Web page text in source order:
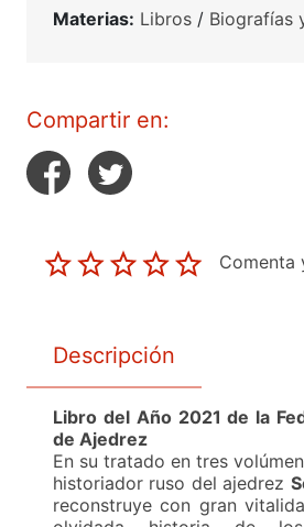
Materias: Libros / Biografías
Compartir en:
Comenta
Descripción
Libro del Año 2021 de la
de Ajedrez
En su tratado en tres
historiador ruso del ajedrez
reconstruye con gran